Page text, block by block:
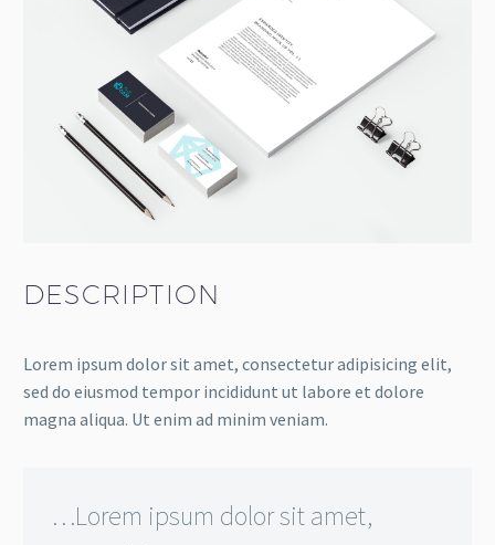
DESCRIPTION
Lorem ipsum dolor sit amet, consectetur adipisicing elit,
sed do eiusmod tempor incididunt ut labore et dolore
magna aliqua. Ut enim ad minim veniam.
…Lorem ipsum dolor sit amet,